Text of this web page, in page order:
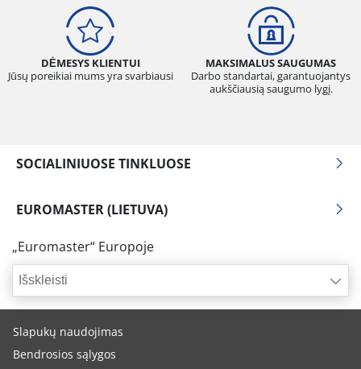
DĖMESYS KLIENTUI
Jūsų poreikiai mums yra svarbiausi
MAKSIMALUS SAUGUMAS
Darbo standartai, garantuojantys
aukščiausią saugumo lygį.
SOCIALINIUOSE TINKLUOSE
EUROMASTER (LIETUVA)
„Euromaster“ Europoje
Išskleisti
Slapukų naudojimas
Bendrosios sąlygos